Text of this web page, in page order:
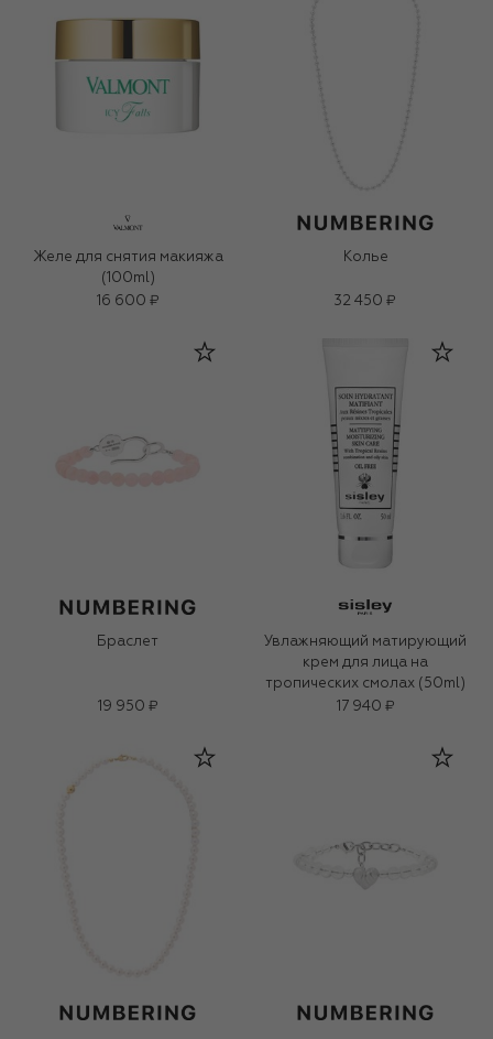
Желе для снятия макияжа
(100ml)
16 600 ₽
Колье
32 450 ₽
Браслет
19 950 ₽
Увлажняющий матирующий
крем для лица на
тропических смолах (50ml)
17 940 ₽